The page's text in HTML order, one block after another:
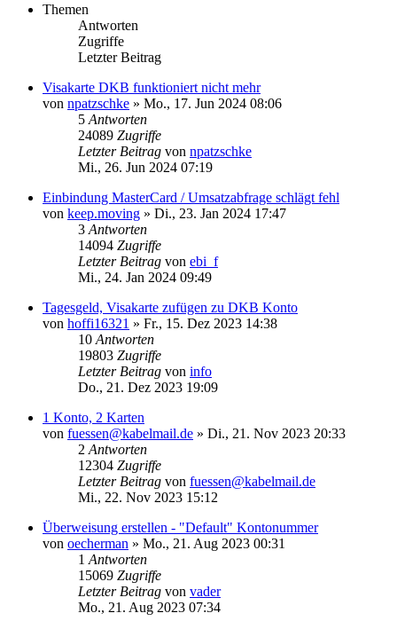
Themen
Antworten
Zugriffe
Letzter Beitrag
Visakarte DKB funktioniert nicht mehr
von npatzschke » Mo., 17. Jun 2024 08:06
5 Antworten
24089 Zugriffe
Letzter Beitrag von npatzschke
Mi., 26. Jun 2024 07:19
Einbindung MasterCard / Umsatzabfrage schlägt fehl
von keep.moving » Di., 23. Jan 2024 17:47
3 Antworten
14094 Zugriffe
Letzter Beitrag von ebi_f
Mi., 24. Jan 2024 09:49
Tagesgeld, Visakarte zufügen zu DKB Konto
von hoffi16321 » Fr., 15. Dez 2023 14:38
10 Antworten
19803 Zugriffe
Letzter Beitrag von info
Do., 21. Dez 2023 19:09
1 Konto, 2 Karten
von fuessen@kabelmail.de » Di., 21. Nov 2023 20:33
2 Antworten
12304 Zugriffe
Letzter Beitrag von fuessen@kabelmail.de
Mi., 22. Nov 2023 15:12
Überweisung erstellen - "Default" Kontonummer
von oecherman » Mo., 21. Aug 2023 00:31
1 Antworten
15069 Zugriffe
Letzter Beitrag von vader
Mo., 21. Aug 2023 07:34